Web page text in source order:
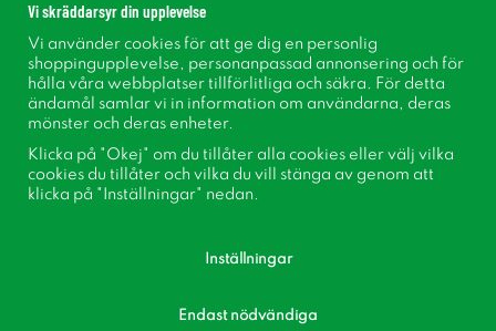
Nyhetsbrev
Om cookies
Inspiration
Vi skräddarsyr din upplevelse
Vi använder cookies för att ge dig en personlig
shoppingupplevelse, personanpassad annonsering och för
hålla våra webbplatser tillförlitliga och säkra. För detta
ändamål samlar vi in information om användarna, deras
mönster och deras enheter.
Klicka på "Okej" om du tillåter alla cookies eller välj vilka
cookies du tillåter och vilka du vill stänga av genom att
klicka på "Inställningar" nedan.
Inställningar
Endast nödvändiga